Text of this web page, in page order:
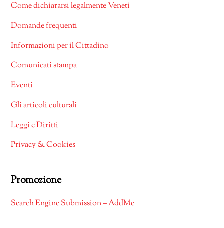
Come dichiararsi legalmente Veneti
Domande frequenti
Informazioni per il Cittadino
Comunicati stampa
Eventi
Gli articoli culturali
Leggi e Diritti
Privacy & Cookies
Promozione
Search Engine Submission – AddMe